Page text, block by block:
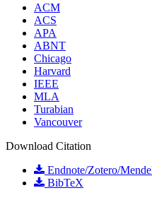
ACM
ACS
APA
ABNT
Chicago
Harvard
IEEE
MLA
Turabian
Vancouver
Download Citation
Endnote/Zotero/
BibTeX